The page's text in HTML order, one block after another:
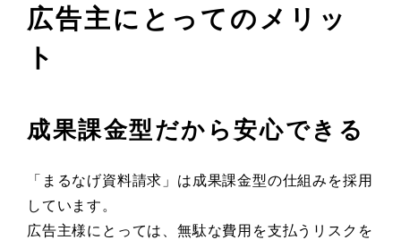
広告主にとってのメリッ
ト
成果課金型だから安心できる
「まるなげ資料請求」は成果課金型の仕組みを採用
しています。
広告主様にとっては、無駄な費用を支払うリスクを